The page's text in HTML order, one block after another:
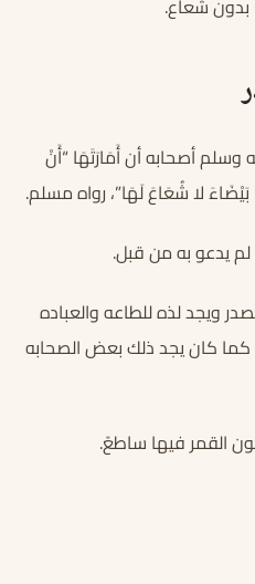
وسلم أصحابه أن أَمَارَتَهَا “أَنْ
لا شُعَاعَ لَهَا”، رواه مسلم.
يدعو به من قبل.
ويجد لذه للطاعه والعباده
كما كان يجد ذلك بعض الصحابه
القمر فيها ساطعً.